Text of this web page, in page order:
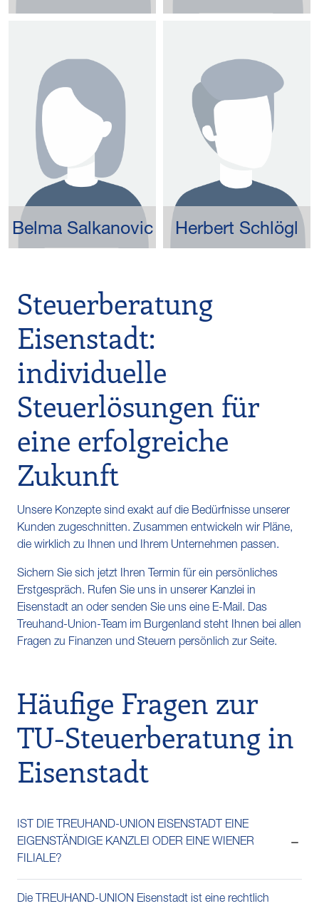
Belma Salkanovic Herbert Schlögl
Steuerberatung
Eisenstadt:
individuelle
Steuerlösungen für
eine erfolgreiche
Zukunft
Unsere Konzepte sind exakt auf die Bedürfnisse unserer
Kunden zugeschnitten. Zusammen entwickeln wir Pläne,
die wirklich zu Ihnen und Ihrem Unternehmen passen.
Sichern Sie sich jetzt Ihren Termin für ein persönliches
Erstgespräch. Rufen Sie uns in unserer Kanzlei in
Eisenstadt an oder senden Sie uns eine E-Mail. Das
Treuhand-Union-Team im Burgenland steht Ihnen bei allen
Fragen zu Finanzen und Steuern persönlich zur Seite.
Häufige Fragen zur
TU-Steuerberatung in
Eisenstadt
IST DIE TREUHAND-UNION EISENSTADT EINE
EIGENSTÄNDIGE KANZLEI ODER EINE WIENER
FILIALE?
Die TREUHAND-UNION Eisenstadt ist eine rechtlich